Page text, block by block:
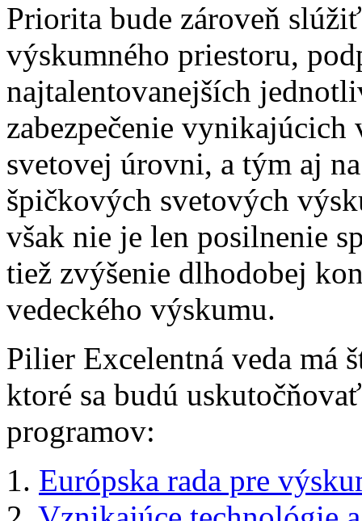
Priorita bude zároveň
výskumného priestoru,
najtalentovanejších
zabezpečenie
svetovej úrovni, a tým aj
špičkových svetových
však nie je len posilnenie
tiež zvýšenie dlhodobej
vedeckého výskumu.
Pilier Excelentná veda má
ktoré sa budú
programov:
1. Európska rada pre